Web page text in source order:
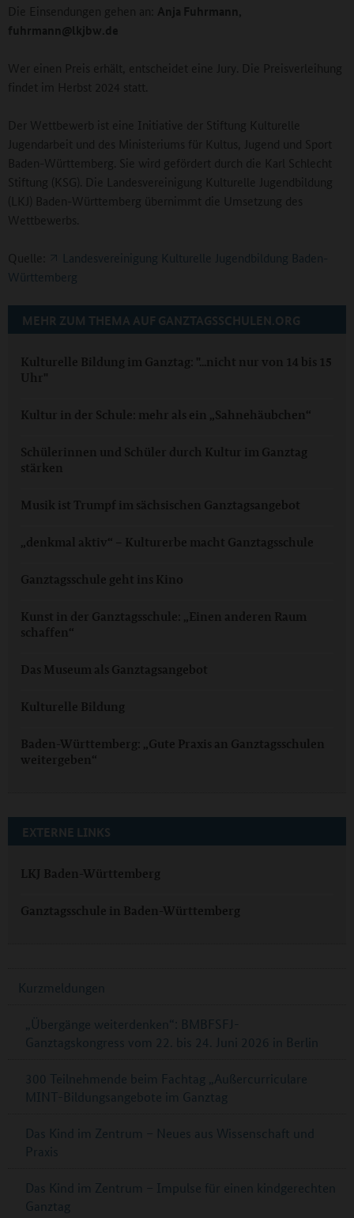
Die Einsendungen gehen an: Anja Fuhrmann,
fuhrmann@lkjbw.de
Wer einen Preis erhält, entscheidet eine Jury. Die Preisverleihung
findet im Herbst 2024 statt.
Der Wettbewerb ist eine Initiative der Stiftung Kulturelle
Jugendarbeit und des Ministeriums für Kultus, Jugend und Sport
Baden-Württemberg. Sie wird gefördert durch die Karl Schlecht
Stiftung (KSG). Die Landesvereinigung Kulturelle Jugendbildung
(LKJ) Baden-Württemberg übernimmt die Umsetzung des
Wettbewerbs.
Quelle:
Landesvereinigung Kulturelle Jugendbildung Baden-
Württemberg
MEHR ZUM THEMA AUF GANZTAGSSCHULEN.ORG
Kulturelle Bildung im Ganztag: "...nicht nur von 14 bis 15
Uhr"
Kultur in der Schule: mehr als ein „Sahnehäubchen“
Schülerinnen und Schüler durch Kultur im Ganztag
stärken
Musik ist Trumpf im sächsischen Ganztagsangebot
„denkmal aktiv“ – Kulturerbe macht Ganztagsschule
Ganztagsschule geht ins Kino
Kunst in der Ganztagsschule: „Einen anderen Raum
schaffen“
Das Museum als Ganztagsangebot
Kulturelle Bildung
Baden-Württemberg: „Gute Praxis an Ganztagsschulen
weitergeben“
EXTERNE LINKS
LKJ Baden-Württemberg
Ganztagsschule in Baden-Württemberg
Kurzmeldungen
„Übergänge weiterdenken“: BMBFSFJ-
Ganztagskongress vom 22. bis 24. Juni 2026 in Berlin
300 Teilnehmende beim Fachtag „Außercurriculare
MINT-Bildungsangebote im Ganztag
Das Kind im Zentrum – Neues aus Wissenschaft und
Praxis
Das Kind im Zentrum – Impulse für einen kindgerechten
Ganztag